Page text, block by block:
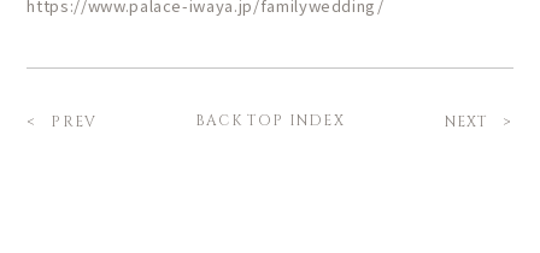
https://www.palace-iwaya.jp/familywedding/
PREV BACK TOP INDEX NEXT